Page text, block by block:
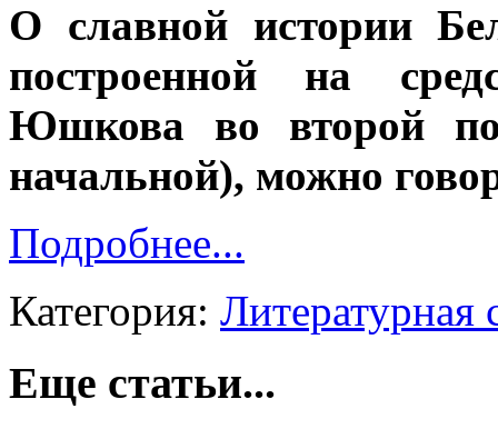
О славной истории
построенной на
Юшкова во второй
начальной), можно
Подробнее...
Категория: Литературная
Еще статьи...